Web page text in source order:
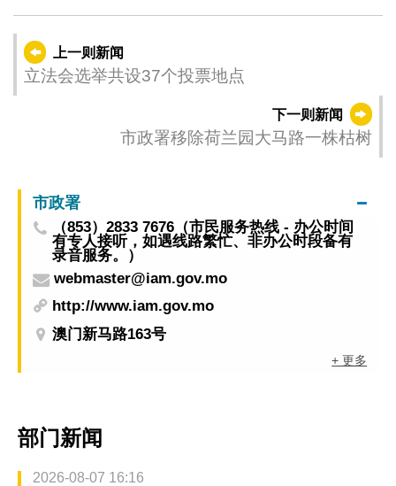
上一则新闻
立法会选举共设37个投票地点
下一则新闻
市政署移除荷兰园大马路一株枯树
市政署
（853）2833 7676（市民服务热线 - 办公时间
有专人接听，如遇线路繁忙、非办公时段备有
录音服务。）
webmaster@iam.gov.mo
http://www.iam.gov.mo
澳门新马路163号
+ 更多
部门新闻
2026-08-07 16:16